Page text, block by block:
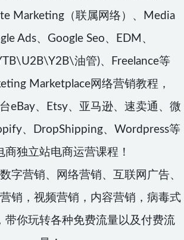
Marketing（联属网络）、Media
Ads、Google Seo、EDM、
油管)、Freelance等
Marketplace网络营销教程，
eBay、Etsy、亚马逊、速卖通、微
、DropShipping、Wordpress等
商独立站电商运营课程！
字营销、网络营销、互联网广告、
销，视频营销，内容营销，病毒式
带你玩转各种免费流量以及付费流